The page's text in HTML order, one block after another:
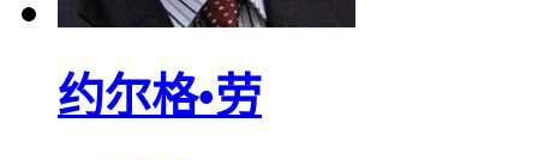
约尔格•劳